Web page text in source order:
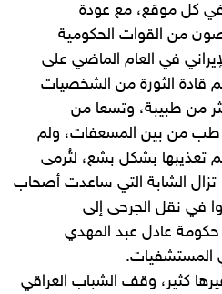
في كل موقع، مع عودة
من القوات الحكومية
في العام الماضي على
قادة الثورة من الشخصيات
من طبيبة، وتسعا من
طب من بين المسعفات، ولم
تعذيبها بشكل بشع، لتُرمى
تزال الشابة التي ساعدت أصحاب
في نقل الجرحى إلى
عادل عبد المهدي
المستشفيات.
كثير، وقف الشباب العراقي